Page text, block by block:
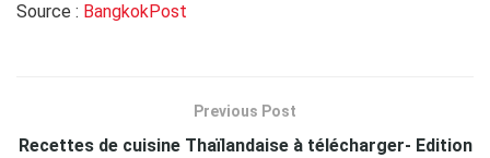
Source : BangkokPost
Previous Post
Recettes de cuisine Thaïlandaise à télécharger- Edition